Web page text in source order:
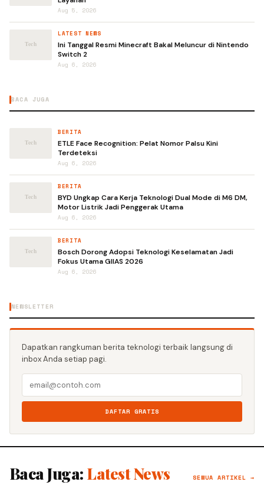
Aug 5, 2026
LATEST NEWS
Ini Tanggal Resmi Minecraft Bakal Meluncur di Nintendo
Switch 2
Aug 6, 2026
BACA JUGA
BERITA
ETLE Face Recognition: Pelat Nomor Palsu Kini
Terdeteksi
Aug 6, 2026
BERITA
BYD Ungkap Cara Kerja Teknologi Dual Mode di M6 DM,
Motor Listrik Jadi Penggerak Utama
Aug 6, 2026
BERITA
Bosch Dorong Adopsi Teknologi Keselamatan Jadi
Fokus Utama GIIAS 2026
Aug 6, 2026
NEWSLETTER
Dapatkan rangkuman berita teknologi terbaik langsung di
inbox Anda setiap pagi.
DAFTAR GRATIS
Baca Juga: Latest News SEMUA ARTIKEL →